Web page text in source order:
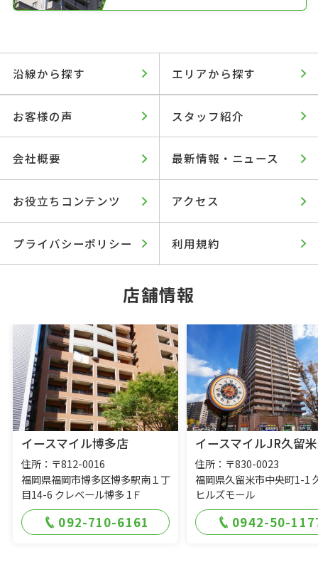
沿線から探す エリアから探す
お客様の声 スタッフ紹介
会社概要 最新情報・ニュース
お役立ちコンテンツ アクセス
プライバシーポリシー 利用規約
店舗情報
イースマイル博多店
住所：〒812-0016
福岡県福岡市博多区博多駅南１丁
目14-6 クレベール博多 1Ｆ
092-710-6161
イースマイルJR久留
住所：〒830-0023
福岡県久留米市中央町1-1
ヒルズモール
0942-50-